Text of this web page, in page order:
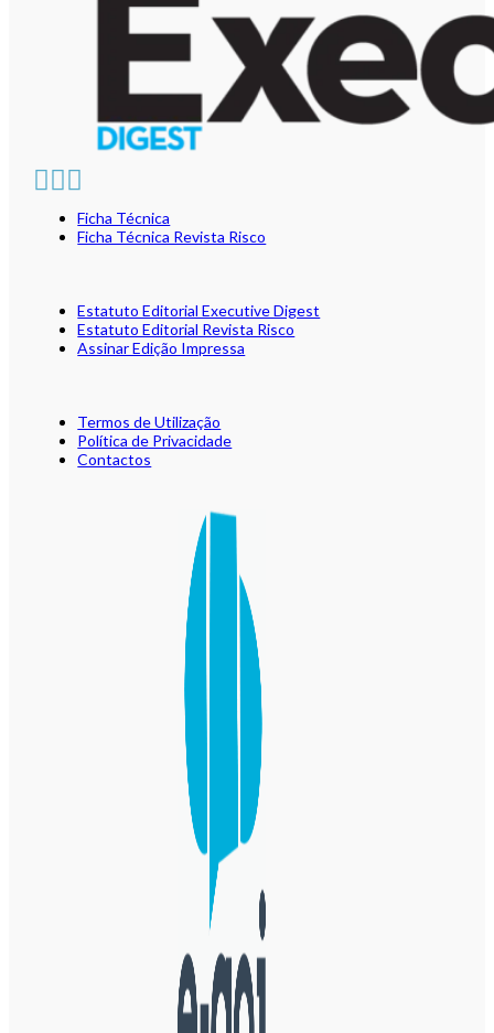
Ficha Técnica
Ficha Técnica Revista Risco
Estatuto Editorial Executive Digest
Estatuto Editorial Revista Risco
Assinar Edição Impressa
Termos de Utilização
Política de Privacidade
Contactos